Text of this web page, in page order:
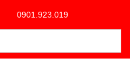
0901.923.019